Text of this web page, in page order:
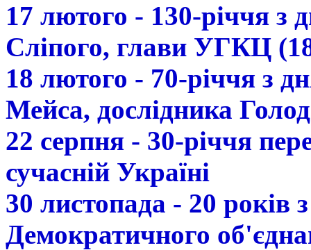
17 лютого - 130-річчя з
Сліпого, глави УГКЦ
18 лютого - 70-річчя з
Мейса, дослідника
22 серпня - 30-річчя
сучасній Україні
30 листопада - 20 років
Демократичного